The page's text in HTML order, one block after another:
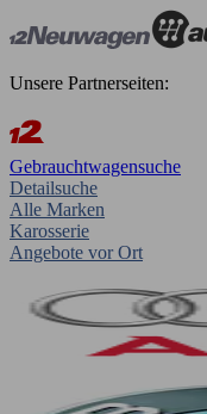
Unsere Partnerseiten:
Gebrauchtwagensuche
Detailsuche
Alle Marken
Karosserie
Angebote vor Ort